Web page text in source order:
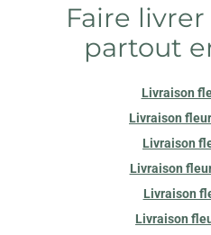
Faire
partout
Livraison
Livraison
Livraison
Livraison
Livraison
Livraison